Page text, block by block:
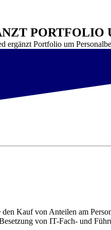
PORTFOLIO
Portfolio um
Kauf von Anteilen am
von IT-Fach- und